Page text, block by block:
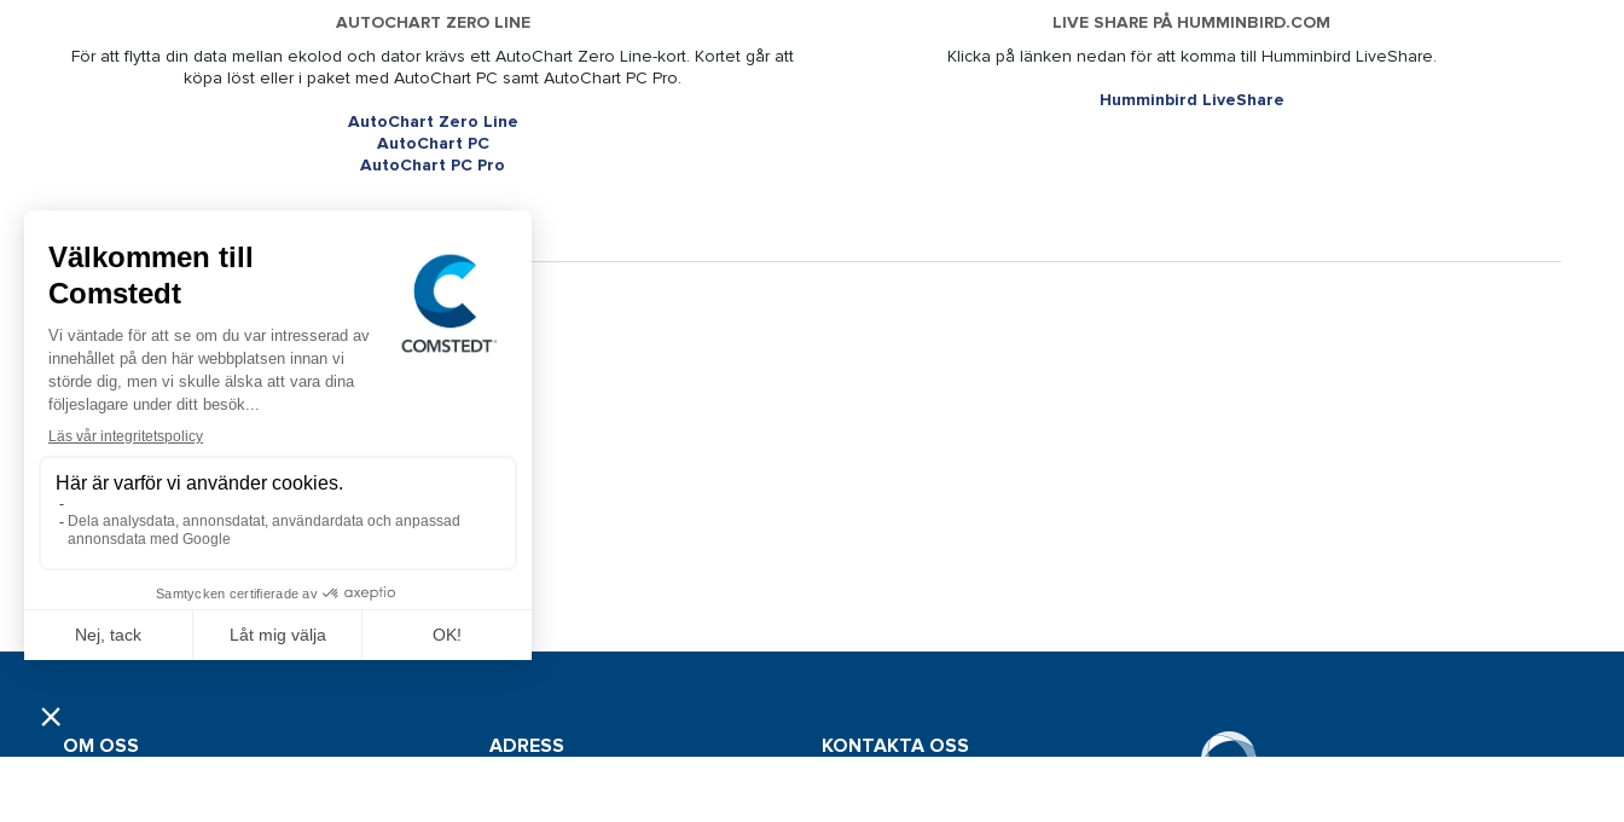
AUTOCHART ZERO LINE
För att flytta din data mellan ekolod och dator krävs ett AutoChart Zero Line-kort. Kortet går att
köpa löst eller i paket med AutoChart PC samt AutoChart PC Pro.
AutoChart Zero Line
AutoChart PC
AutoChart PC Pro
LIVE SHARE PÅ HUMMINBIRD.COM
Klicka på länken nedan för att komma till Humminbird LiveShare.
Humminbird LiveShare
OM OSS ADRESS KONTAKTA OSS